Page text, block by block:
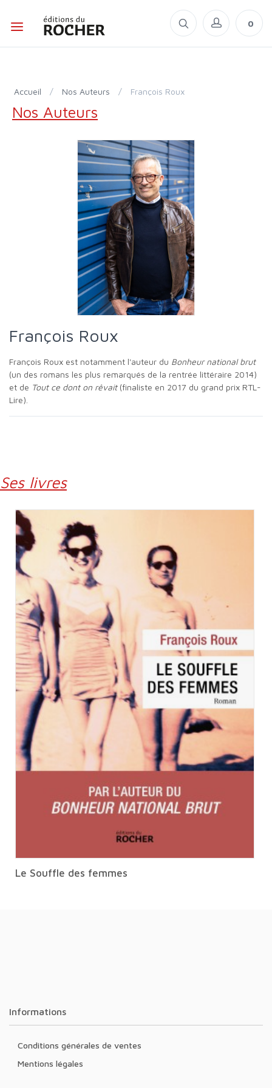
0
Accueil / Nos Auteurs / François Roux
Nos Auteurs
François Roux
François Roux est notamment l'auteur du Bonheur national brut
(un des romans les plus remarqués de la rentrée littéraire 2014)
et de Tout ce dont on rêvait(finaliste en 2017 du grand prix RTL-
Lire).
Ses livres
Le Souffle des femmes
Informations
Conditions générales de ventes
Mentions légales